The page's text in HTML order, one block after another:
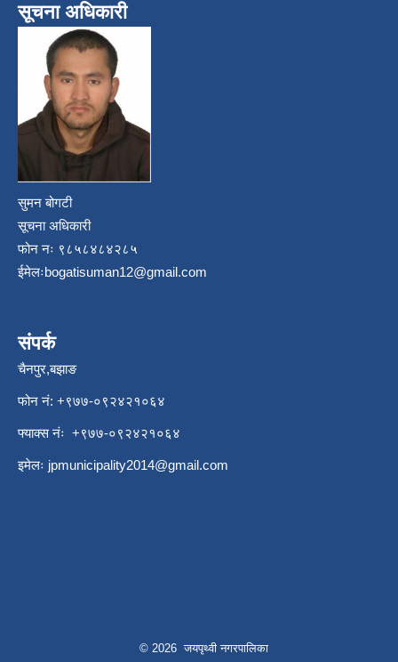
सूचना अधिकारी
सुमन बोगटी
सूचना अधिकारी
फोन नः ९८५८४८४२८५
ईमेलःbogatisuman12@gmail.com
संपर्क
चैनपुर,बझाङ
फोन नं: ‍‌+९७७-०९२४२१०६४
फ्याक्स नंः +९७७-०९२४२१०६४
इमेलः jpmunicipality2014@gmail.com
© 2026 जयपृथ्वी नगरपालिका